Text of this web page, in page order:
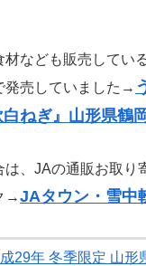
なども販売してい
発売していました→
ねぎ』山形県鶴
は、JAの通販お取り
→JAタウン・雪中
29年 冬季限定 山形